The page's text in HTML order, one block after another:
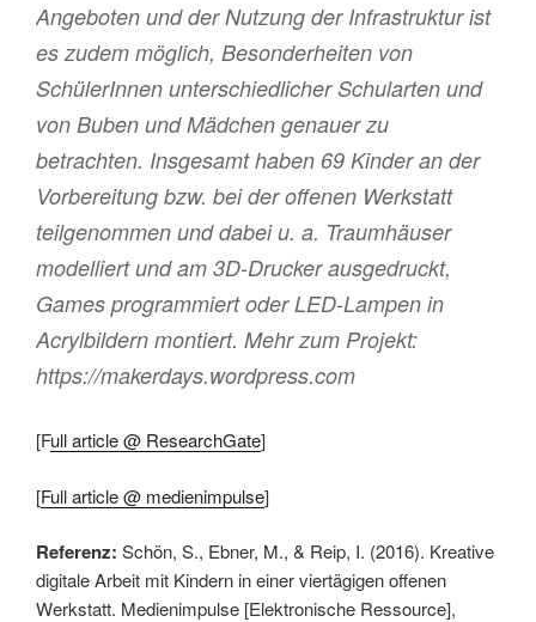
Angeboten und der Nutzung der Infrastruktur ist
es zudem möglich, Besonderheiten von
SchülerInnen unterschiedlicher Schularten und
von Buben und Mädchen genauer zu
betrachten. Insgesamt haben 69 Kinder an der
Vorbereitung bzw. bei der offenen Werkstatt
teilgenommen und dabei u. a. Traumhäuser
modelliert und am 3D-Drucker ausgedruckt,
Games programmiert oder LED-Lampen in
Acrylbildern montiert. Mehr zum Projekt:
https://makerdays.wordpress.com
[Full article @ ResearchGate]
[Full article @ medienimpulse]
Referenz: Schön, S., Ebner, M., & Reip, I. (2016). Kreative
digitale Arbeit mit Kindern in einer viertägigen offenen
Werkstatt. Medienimpulse [Elektronische Ressource],